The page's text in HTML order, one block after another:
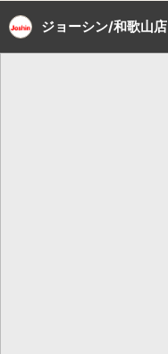
ジョーシン/和歌山店